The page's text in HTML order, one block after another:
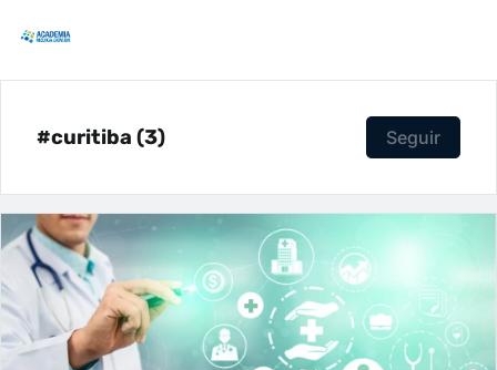
#curitiba (3) Seguir